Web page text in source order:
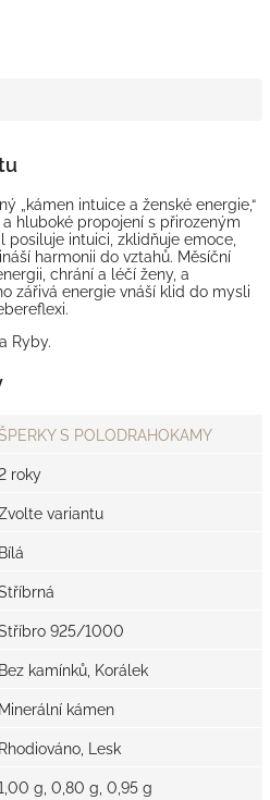
„kámen intuice a ženské energie,“
hluboké propojení s přirozeným
posiluje intuici, zklidňuje emoce,
harmonii do vztahů. Měsíční
chrání a léčí ženy, a
zářivá energie vnáší klid do mysli
Ryby.
S POLODRAHOKAMY
roky
variantu
Bílá
925/1000
Bez kamínků, Korálek
Minerální kámen
Rhodiováno, Lesk
g, 0,80 g, 0,95 g